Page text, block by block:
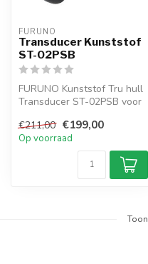
FURUNO
Transducer Kunststof
ST-02PSB
FURUNO Kunststof Tru hull
Transducer ST-02PSB voor
€211,00 €199,00
Op voorraad
Toon